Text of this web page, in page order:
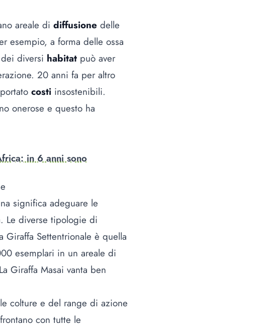
areale di diffusione delle
esempio, a forma delle ossa
diversi habitat può aver
20 anni fa per altro
costi insostenibili.
onerose e questo ha
in 6 anni sono
significa adeguare le
Le diverse tipologie di
Giraffa Settentrionale è quella
esemplari in un areale di
Giraffa Masai vanta ben
colture e del range di azione
con tutte le